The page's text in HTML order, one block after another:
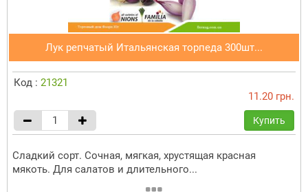
Лук репчатый Итальянская торпеда 300шт...
Код : 21321
11.20 грн.
Купить
Сладкий сорт. Сочная, мягкая, хрустящая красная
мякоть. Для салатов и длительного...